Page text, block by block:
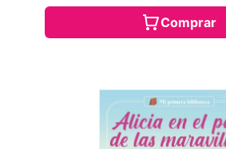
Comprar